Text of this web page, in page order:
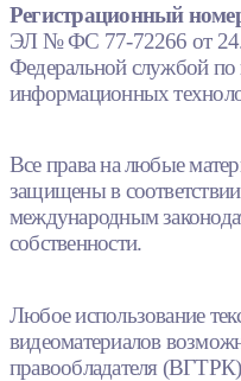
Регистрационный
ЭЛ № ФС 77-72266 от
Федеральной службой по
информационных
Все права на любые
защищены в
международным
собственности.
Любое использование
видеоматериалов
правообладателя